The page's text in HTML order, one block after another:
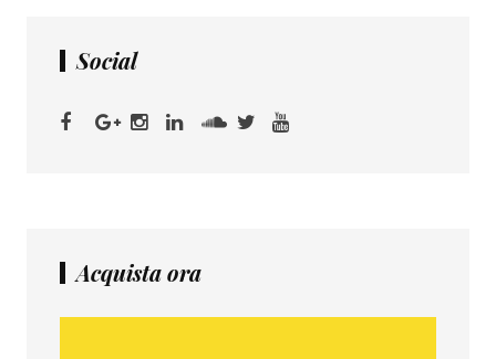
Social
Acquista ora